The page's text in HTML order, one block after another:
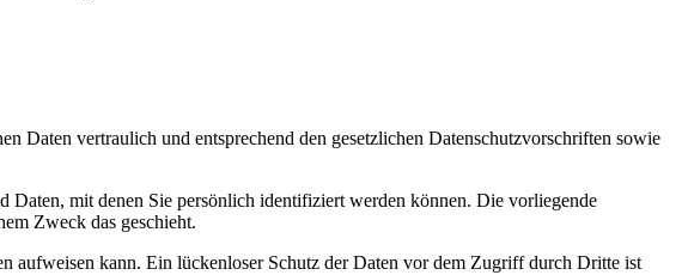
Daten vertraulich und entsprechend den gesetzlichen Datenschutzvorschriften sowie
Daten, mit denen Sie persönlich identifiziert werden können. Die vorliegende
Zweck das geschieht.
aufweisen kann. Ein lückenloser Schutz der Daten vor dem Zugriff durch Dritte ist